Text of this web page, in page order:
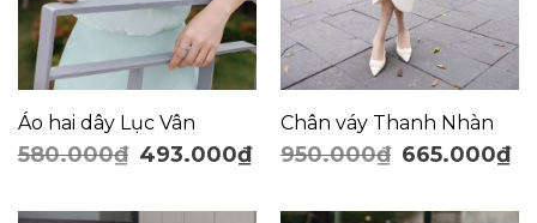
Áo hai dây Lục Vân
580.000₫ 493.000₫
Chân váy Thanh Nhàn
950.000₫ 665.000₫